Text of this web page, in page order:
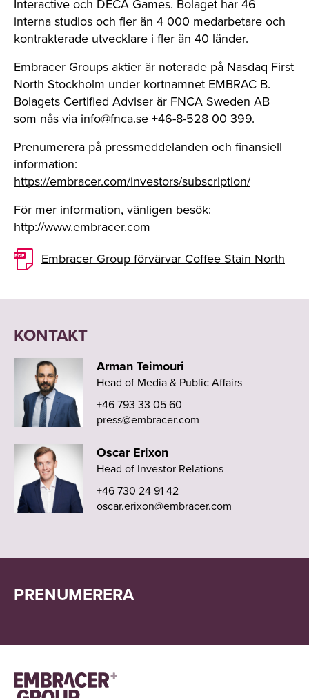
Interactive och DECA Games. Bolaget har 46
interna studios och fler än 4 000 medarbetare och
kontrakterade utvecklare i fler än 40 länder.
Embracer Groups aktier är noterade på Nasdaq First
North Stockholm under kortnamnet EMBRAC B.
Bolagets Certified Adviser är FNCA Sweden AB
som nås via info@fnca.se+46-8-528 00 399.
Prenumerera på pressmeddelanden och finansiell
information:
https://embracer.com/investors/subscription/
För mer information, vänligen besök:
http://www.embracer.com
Embracer Group förvärvar Coffee Stain North
KONTAKT
Arman Teimouri
Head of Media & Public Affairs
+46 793 33 05 60
press@embracer.com
Oscar Erixon
Head of Investor Relations
+46 730 24 91 42
oscar.erixon@embracer.com
PRENUMERERA